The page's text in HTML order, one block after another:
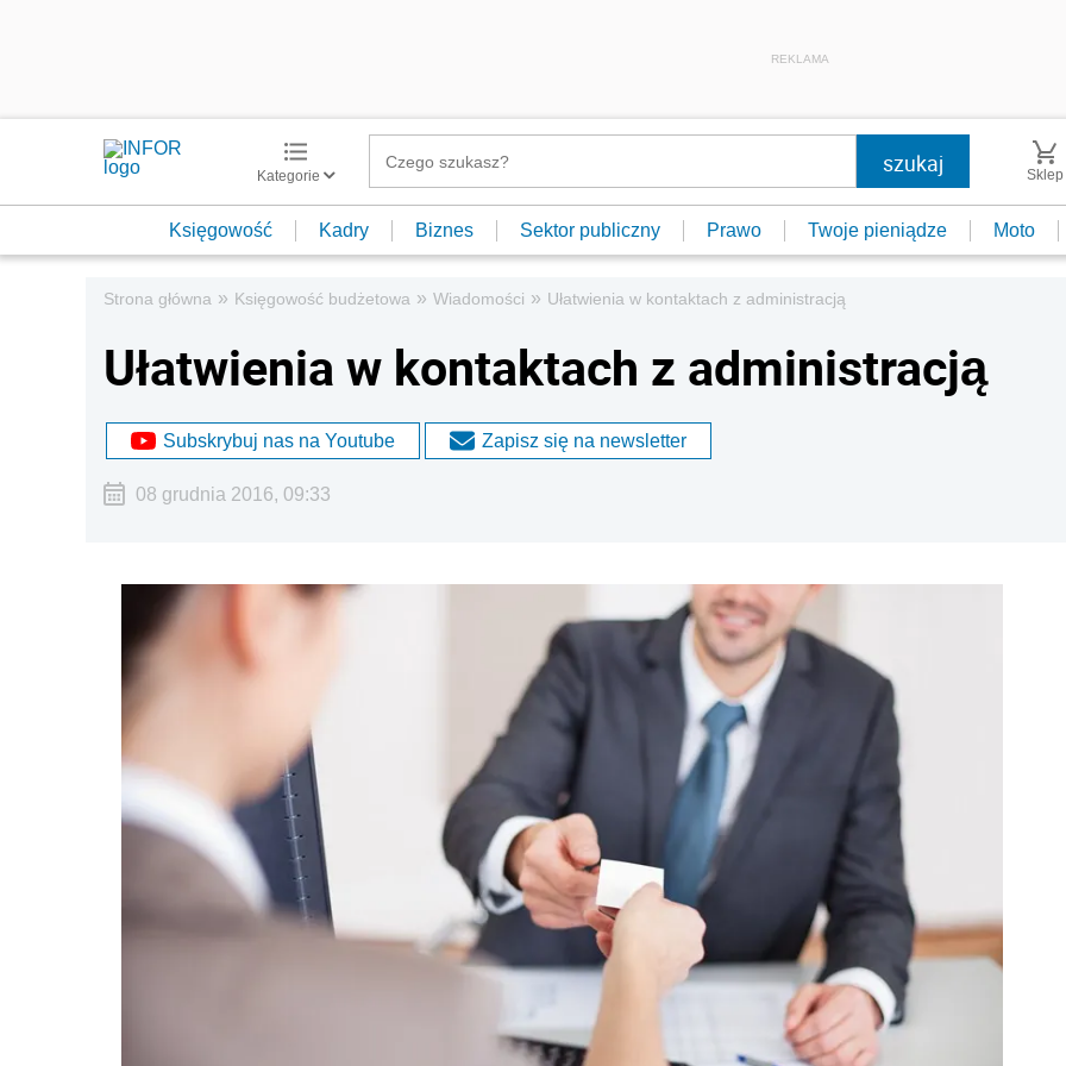
REKLAMA
Kategorie Sklep
Księgowość Kadry Biznes Sektor publiczny Prawo Twoje pieniądze Moto
Strona główna » Księgowość budżetowa » Wiadomości » Ułatwienia w kontaktach z administracją
Ułatwienia w kontaktach z administracją
Subskrybuj nas na Youtube Zapisz się na newsletter
08 grudnia 2016, 09:33